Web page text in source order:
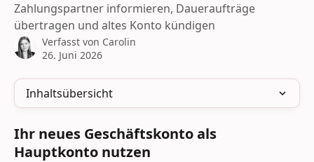
Zahlungspartner informieren, Daueraufträge
übertragen und altes Konto kündigen
Verfasst von Carolin
26. Juni 2026
Inhaltsübersicht
Ihr neues Geschäftskonto als
Hauptkonto nutzen